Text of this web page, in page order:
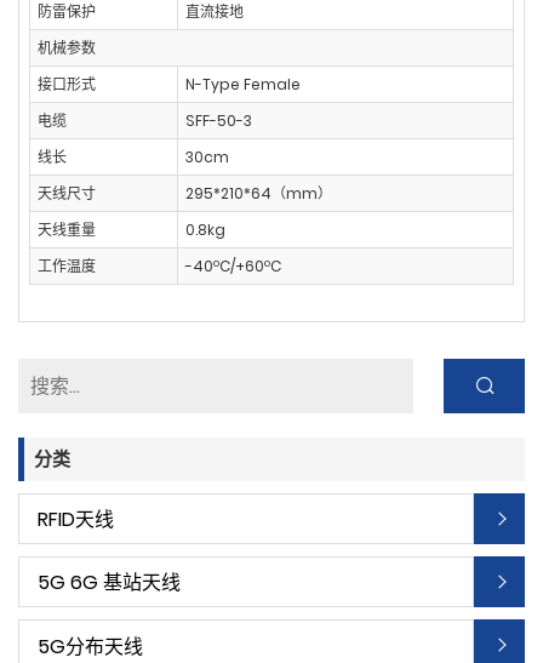
分类
RFID天线
5G 6G 基站天线
5G分布天线
防雷保护
直流接地
机械参数
接口形式
N-Type Female
电缆
SFF-50-3
线长
30cm
天线尺寸
295*210*64（mm）
天线重量
0.8kg
工作温度
-40ºC/+60ºC